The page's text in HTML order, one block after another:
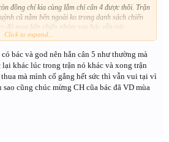
đồng chí kia cùng lắm chỉ cân 4 được thôi. Trận
cũ nằm bên ngoài ko trong danh sách chiến
đó mua liên chiến nhóm sau bác vẫn nát
Click to expand...
bác và god nên hắn cân 5 như thường mà
lại khác lúc trong trận nó khác và xong trận
mà mình cố gắng hết sức thì vẫn vui tại vì
cũng chúc mừng CH cũa bác đã VD mùa